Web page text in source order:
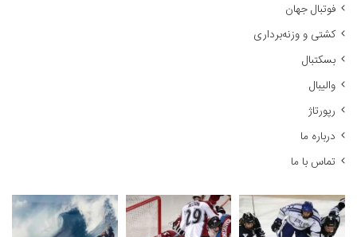
فوتبال جهان
کشتی و وزنه‌برداری
بسکتبال
والیبال
رپورتاژ
درباره ما
تماس با ما